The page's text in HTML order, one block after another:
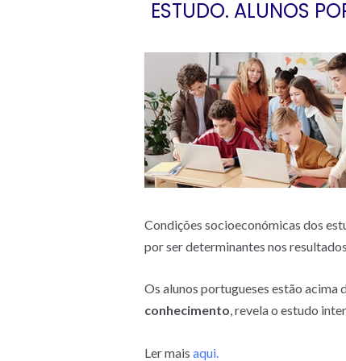
ESTUDO. ALUNOS
Condições socioeconómicas dos
por ser determinantes nos resultados.
Os alunos portugueses estão acima
conhecimento, revela o estudo
Ler mais aqui.